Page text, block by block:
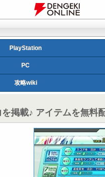
PlayStation
PC
攻略wiki
掲載♪ アイテムを無料